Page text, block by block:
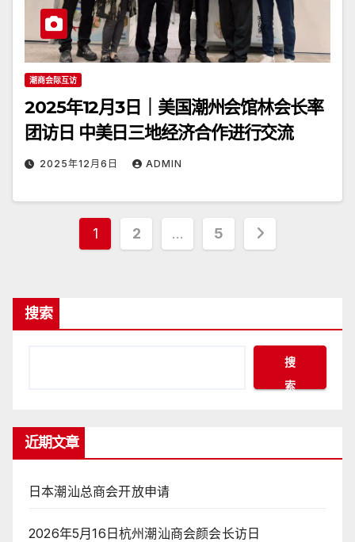
潮商会际互访
2025年12月3日｜美国潮州会馆林会长率
团访日 中美日三地经济合作进行交流
2025年12月6日 ADMIN
文
页
1 2 … 5
搜索
搜
索
近期文章
日本潮汕总商会开放申请
2026年5月16日杭州潮汕商会颜会长访日